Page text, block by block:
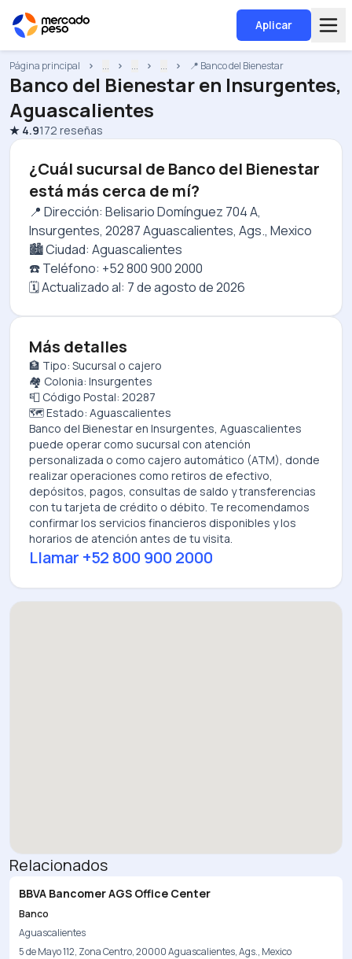
Aplicar
Página principal ... ... ... 📍 Banco del Bienestar
Banco del Bienestaren Insurgentes,
Aguascalientes
★ 4.9172 reseñas
¿Cuál sucursal de Banco del Bienestar
está más cerca de mí?
📍 Dirección: Belisario Domínguez 704 A,
Insurgentes, 20287 Aguascalientes, Ags., Mexico
🏙️ Ciudad: Aguascalientes
☎️ Teléfono: +52 800 900 2000
🗓️ Actualizado al: 7 de agosto de 2026
Más detalles
🏦 Tipo: Sucursal o cajero
🏘️ Colonia: Insurgentes
📮 Código Postal: 20287
🗺️ Estado: Aguascalientes
Banco del Bienestar en Insurgentes, Aguascalientes
puede operar como sucursal con atención
personalizada o como cajero automático (ATM), donde
realizar operaciones como retiros de efectivo,
depósitos, pagos, consultas de saldo y transferencias
con tu tarjeta de crédito o débito. Te recomendamos
confirmar los servicios financieros disponibles y los
horarios de atención antes de tu visita.
Llamar +52 800 900 2000
Relacionados
BBVA Bancomer AGS Office Center
Banco
Aguascalientes
5 de Mayo 112, Zona Centro, 20000 Aguascalientes, Ags., Mexico